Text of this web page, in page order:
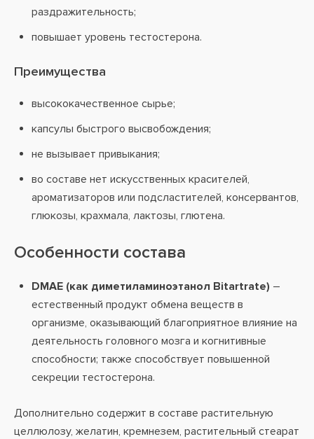
раздражительность;
повышает уровень тестостерона.
Преимущества
высококачественное сырье;
капсулы быстрого высвобождения;
не вызывает привыкания;
во составе нет искусственных красителей,
ароматизаторов или подсластителей, консервантов,
глюкозы, крахмала, лактозы, глютена.
Особенности состава
DMAE (как диметиламиноэтанол Bitartrate) –
естественный продукт обмена веществ в
организме, оказывающий благоприятное влияние на
деятельность головного мозга и когнитивные
способности; также способствует повышенной
секреции тестостерона.
Дополнительно содержит в составе растительную
целлюлозу, желатин, кремнезем, растительный стеарат